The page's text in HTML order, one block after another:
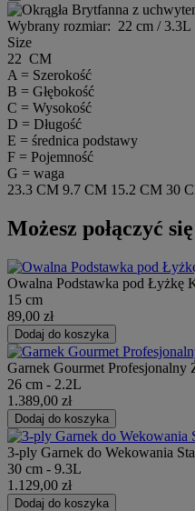
Wybrany rozmiar: 22 cm / 3.3L
Size
22 CM
A = Szerokość
B = Głębokość
C = Wysokość
D = Długość
E = średnica podstawy
F = Pojemność
G = waga
23.3 CM 9.7 CM 15.2 CM 30
Możesz połączyć
Owalna Podstawka pod Łyżkę
15 cm
89,00 zł
Dodaj do koszyka
Garnek Gourmet Profesjonalny
26 cm - 2.2L
1.389,00 zł
Dodaj do koszyka
3-ply Garnek do Wekowania
30 cm - 9.3L
1.129,00 zł
Dodaj do koszyka